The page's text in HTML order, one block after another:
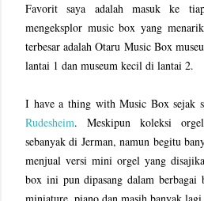
Favorit saya adalah masuk ke
mengeksplor music box yang
terbesar adalah Otaru Music Box
lantai 1 dan museum kecil di lantai 2.
Rudesheim. Meskipun koleksi
sebanyak di Jerman, namun begitu
menjual versi mini orgel yang
box ini pun dipasang dalam berbagai